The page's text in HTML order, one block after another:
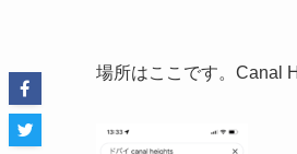
場所はここです。 Canal